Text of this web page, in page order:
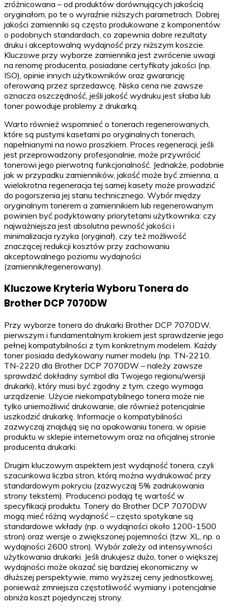
zróżnicowana – od produktów dorównujących jakością
oryginałom, po te o wyraźnie niższych parametrach. Dobrej
jakości zamienniki są często produkowane z komponentów
o podobnych standardach, co zapewnia dobre rezultaty
druku i akceptowalną wydajność przy niższym koszcie.
Kluczowe przy wyborze zamiennika jest zwrócenie uwagi
na renomę producenta, posiadane certyfikaty jakości (np.
ISO), opinie innych użytkowników oraz gwarancję
oferowaną przez sprzedawcę. Niska cena nie zawsze
oznacza oszczędność, jeśli jakość wydruku jest słaba lub
toner powoduje problemy z drukarką.
Warto również wspomnieć o tonerach regenerowanych,
które są pustymi kasetami po oryginalnych tonerach,
napełnianymi na nowo proszkiem. Proces regeneracji, jeśli
jest przeprowadzony profesjonalnie, może przywrócić
tonerowi jego pierwotną funkcjonalność. Jednakże, podobnie
jak w przypadku zamienników, jakość może być zmienna, a
wielokrotna regeneracja tej samej kasety może prowadzić
do pogorszenia jej stanu technicznego. Wybór między
oryginalnym tonerem a zamiennikiem lub regenerowanym
powinien być podyktowany priorytetami użytkownika: czy
najważniejsza jest absolutna pewność jakości i
minimalizacja ryzyka (oryginał), czy też możliwość
znaczącej redukcji kosztów przy zachowaniu
akceptowalnego poziomu wydajności
(zamiennik/regenerowany).
Kluczowe Kryteria Wyboru Tonera do
Brother DCP 7070DW
Przy wyborze tonera do drukarki Brother DCP 7070DW,
pierwszym i fundamentalnym krokiem jest sprawdzenie jego
pełnej kompatybilności z tym konkretnym modelem. Każdy
toner posiada dedykowany numer modelu (np. TN-2210,
TN-2220 dla Brother DCP 7070DW – należy zawsze
sprawdzić dokładny symbol dla Twojego regionu/wersji
drukarki), który musi być zgodny z tym, czego wymaga
urządzenie. Użycie niekompatybilnego tonera może nie
tylko uniemożliwić drukowanie, ale również potencjalnie
uszkodzić drukarkę. Informacje o kompatybilności
zazwyczaj znajdują się na opakowaniu tonera, w opisie
produktu w sklepie internetowym oraz na oficjalnej stronie
producenta drukarki.
Drugim kluczowym aspektem jest wydajność tonera, czyli
szacunkowa liczba stron, którą można wydrukować przy
standardowym pokryciu (zazwyczaj 5% zadrukowania
strony tekstem). Producenci podają tę wartość w
specyfikacji produktu. Tonery do Brother DCP 7070DW
mogą mieć różną wydajność – często spotykane są
standardowe wkłady (np. o wydajności około 1200-1500
stron) oraz wersje o zwiększonej pojemności (tzw. XL, np. o
wydajności 2600 stron). Wybór zależy od intensywności
użytkowania drukarki. Jeśli drukujesz dużo, toner o większej
wydajności może okazać się bardziej ekonomiczny w
dłuższej perspektywie, mimo wyższej ceny jednostkowej,
ponieważ zmniejsza częstotliwość wymiany i potencjalnie
obniża koszt pojedynczej strony.